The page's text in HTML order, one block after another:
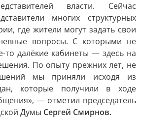
власти. Сейчас
многих структурных
где жители могут задать свои
вопросы. С которыми не
то далёкие кабинеты — здесь на
По опыту прежних лет, не
мы приняли исходя из
которые получили в ходе
— отметил председатель
Думы Сергей Смирнов.